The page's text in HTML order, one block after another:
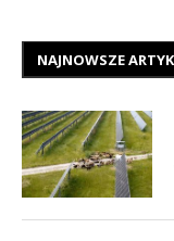
NAJNOWSZE